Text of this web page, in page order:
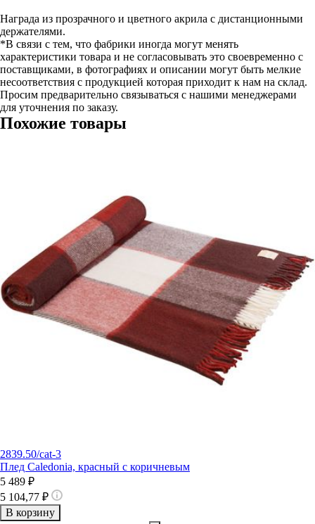
Награда из прозрачного и цветного акрила с дистанционными
держателями.
*В связи с тем, что фабрики иногда могут менять
характеристики товара и не согласовывать это своевременно с
поставщиками, в фотографиях и описании могут быть мелкие
несоответствия с продукцией которая приходит к нам на склад.
Просим предварительно связываться с нашими менеджерами
для уточнения по заказу.
Похожие товары
2839.50/cat-3
Плед Caledonia, красный с коричневым
5 489 ₽
5 104,77 ₽
В корзину